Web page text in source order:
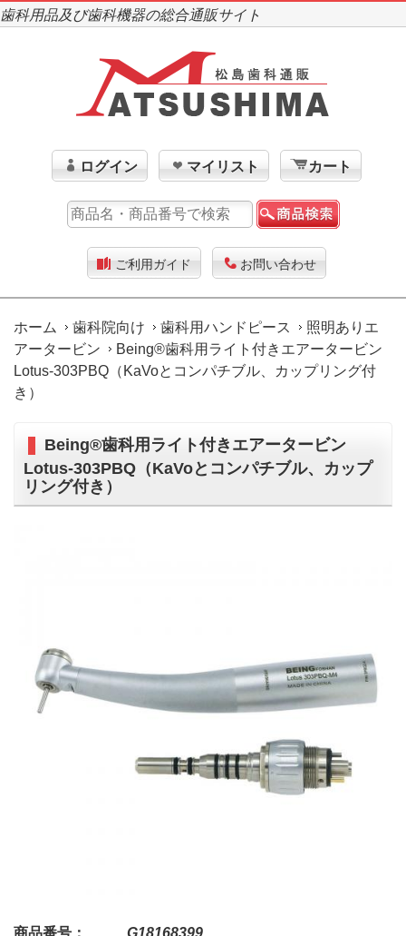
歯科用品及び歯科機器の総合通販サイト
ログイン マイリスト カート
ご利用ガイド お問い合わせ
ホーム 歯科院向け 歯科用ハンドピース
照明ありエ
アータービン
Being®歯科用ライト付きエアータービン
Lotus-303PBQ（KaVoとコンパチブル、カップリング付
き）
Being®歯科用ライト付きエアータービン
Lotus-303PBQ（KaVoとコンパチブル、カップ
リング付き）
商品番号：
G18168399